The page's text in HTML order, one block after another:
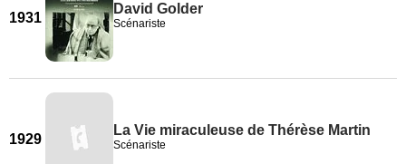
1931
David Golder
Scénariste
1929
La Vie miraculeuse de Thérèse Martin
Scénariste